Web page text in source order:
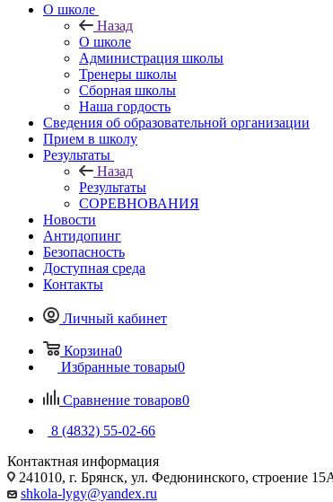
О школе
Назад
О школе
Администрация школы
Тренеры школы
Сборная школы
Наша гордость
Сведения об образовательной организации
Прием в школу
Результаты
Назад
Результаты
СОРЕВНОВАНИЯ
Новости
Антидопинг
Безопасность
Доступная среда
Контакты
Личный кабинет
Корзина0
Избранные товары0
Сравнение товаров0
8 (4832) 55-02-66
Контактная информация
241010, г. Брянск, ул. Федюнинского, строение
shkola-lygy@yandex.ru